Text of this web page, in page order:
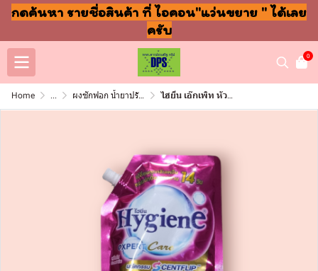
กดค้นหา รายชื่อสินค้า ที่ ไอคอน"แว่นขยาย " ได้เลย
ครับ
0
Home ... ผงซักฟอก น้ำยาปรับผ้านุ่ม ล้างจาน ถูพื้น ไฮยีน เอ๊กเพิท หัวจุก 480มล สวิทคิส (ซอง)